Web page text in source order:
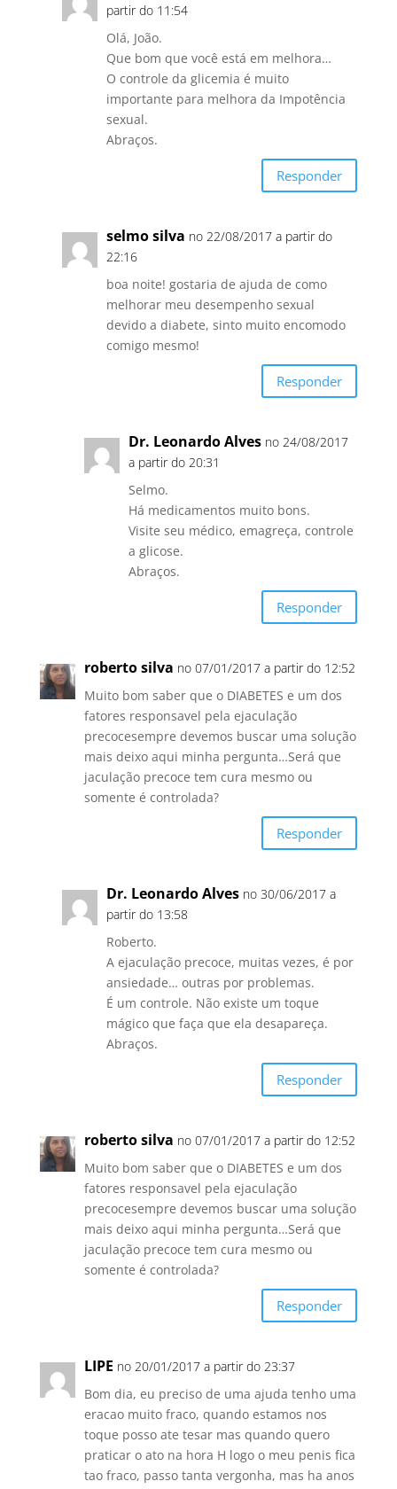
partir do 11:54
Olá, João.
Que bom que você está em melhora…
O controle da glicemia é muito
importante para melhora da Impotência
sexual.
Abraços.
Responder
selmo silva no 22/08/2017 a partir do
22:16
boa noite! gostaria de ajuda de como
melhorar meu desempenho sexual
devido a diabete, sinto muito encomodo
comigo mesmo!
Responder
Dr. Leonardo Alves no 24/08/2017
a partir do 20:31
Selmo.
Há medicamentos muito bons.
Visite seu médico, emagreça, controle
a glicose.
Abraços.
Responder
roberto silva no 07/01/2017 a partir do 12:52
Muito bom saber que o DIABETES e um dos
fatores responsavel pela ejaculação
precocesempre devemos buscar uma solução
mais deixo aqui minha pergunta…Será que
jaculação precoce tem cura mesmo ou
somente é controlada?
Responder
Dr. Leonardo Alves no 30/06/2017 a
partir do 13:58
Roberto.
A ejaculação precoce, muitas vezes, é por
ansiedade… outras por problemas.
É um controle. Não existe um toque
mágico que faça que ela desapareça.
Abraços.
Responder
roberto silva no 07/01/2017 a partir do 12:52
Muito bom saber que o DIABETES e um dos
fatores responsavel pela ejaculação
precocesempre devemos buscar uma solução
mais deixo aqui minha pergunta…Será que
jaculação precoce tem cura mesmo ou
somente é controlada?
Responder
LIPE no 20/01/2017 a partir do 23:37
Bom dia, eu preciso de uma ajuda tenho uma
eracao muito fraco, quando estamos nos
toque posso ate tesar mas quando quero
praticar o ato na hora H logo o meu penis fica
tao fraco, passo tanta vergonha, mas ha anos